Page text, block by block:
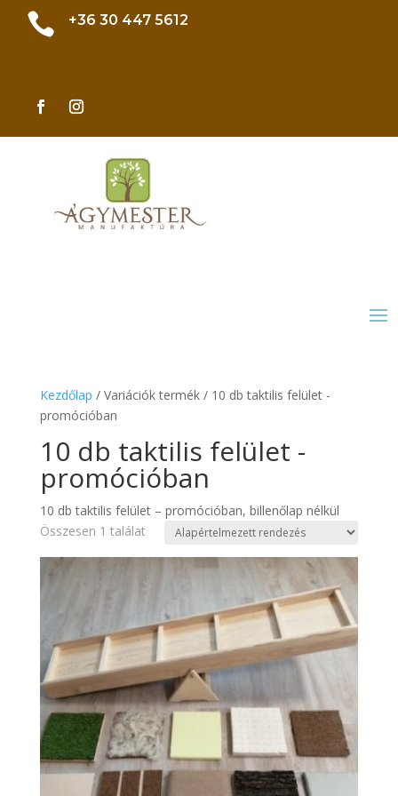
 +36 30 447 5612
Kezdőlap / Variációk termék / 10 db taktilis felület -
promócióban
10 db taktilis felület -
promócióban
10 db taktilis felület – promócióban, billenőlap nélkül
Összesen 1 találat